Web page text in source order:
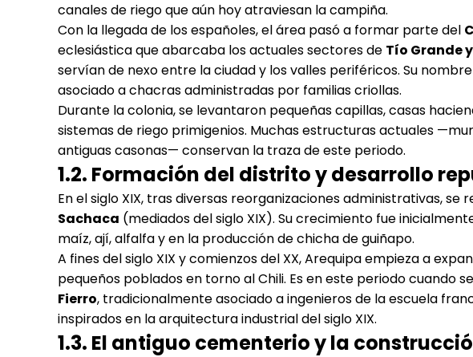
canales de riego que aún hoy atraviesan la campiña.
Con la llegada de los españoles, el área pasó a formar parte del
eclesiástica que abarcaba los actuales sectores de Tío Grande
servían de nexo entre la ciudad y los valles periféricos. Su
asociado a chacras administradas por familias criollas.
Durante la colonia, se levantaron pequeñas capillas, casas
sistemas de riego primigenios. Muchas estructuras actuales
antiguas casonas— conservan la traza de este periodo.
1.2. Formación del distrito y desarrollo
En el siglo XIX, tras diversas reorganizaciones administrativas,
Sachaca (mediados del siglo XIX). Su crecimiento fue
maíz, ají, alfalfa y en la producción de chicha de guiñapo.
A fines del siglo XIX y comienzos del XX, Arequipa empieza a
pequeños poblados en torno al Chili. Es en este periodo cuando
Fierro, tradicionalmente asociado a ingenieros de la escuela
inspirados en la arquitectura industrial del siglo XIX.
1.3. El antiguo cementerio y la